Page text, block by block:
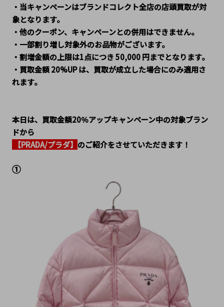
・当キャンペーンはブランドコレクト全店の店頭買取が対
象となります。
・他のクーポン、キャンペーンとの併用はできません。
・一部割り増し対象外のお品物がございます。
・割増金額の上限は1点につき 50,000 円までとなります。
・買取金額 20%UP は、買取が成立した場合にのみ適用さ
れます。
本日は、買取金額20％アップキャンペーン中の対象ブラン
ドから
【PRADA/プラダ】 のご紹介をさせていただきます！
①